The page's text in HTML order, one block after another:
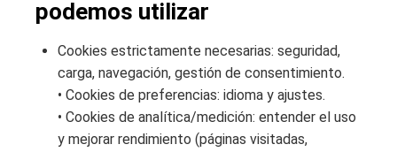
podemos utilizar
Cookies estrictamente necesarias: seguridad,
carga, navegación, gestión de consentimiento.
• Cookies de preferencias: idioma y ajustes.
• Cookies de analítica/medición: entender el uso
y mejorar rendimiento (páginas visitadas,